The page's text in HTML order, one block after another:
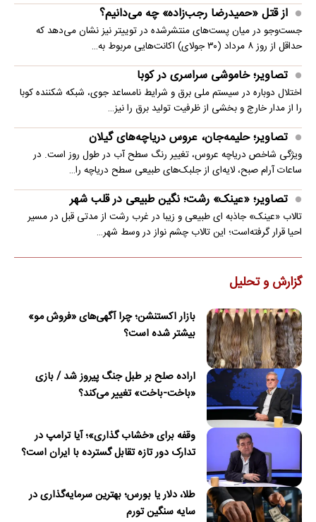
از قتل «حمیدرضا رجب‌زاده» چه می‌دانیم؟
جست‌وجو در میان پست‌های منتشرشده در توییتر نیز نشان می‌دهد که
حداقل از روز ۸ مرداد (۳۰ جولای) اکانت‌هایی مربوط به…
تصاویر؛ خاموشی سراسری در کوبا
اختلال دوباره در سیستم ملی برق و شرایط نامساعد جوی، شبکه شکننده کوبا
را از مدار خارج و بخشی از ظرفیت تولید برق را نیز…
تصاویر؛ حلیمه‌جان، عروس دریاچه‌های گیلان
ویژگی شاخص دریاچه عروس، تغییر رنگ سطح آب در طول روز است. در
ساعات آرام صبح، لایه‌ای از جلبک‌های طبیعی سطح دریاچه را…
تصاویر؛ «عینک» رشت؛ نگین طبیعی در قلب شهر
تالاب «عینک» جاذبه ای طبیعی و زیبا در غرب رشت از مدتی قبل در مسیر
احیا قرار گرفته‌است؛ این تالاب چشم نواز در وسط شهر…
گزارش و تحلیل
بازار اکستنشن؛ چرا آگهی‌های «فروش مو»
بیشتر شده است؟
اراده صلح بر طبل جنگ پیروز شد / بازی
«باخت-باخت» تغییر می‌کند؟
وقفه برای «خشاب گذاری»؛ آیا ترامپ در
تدارک دور تازه تقابل گسترده با ایران است؟
طلا، دلار یا بورس؛ بهترین سرمایه‌گذاری در
سایه سنگین تورم